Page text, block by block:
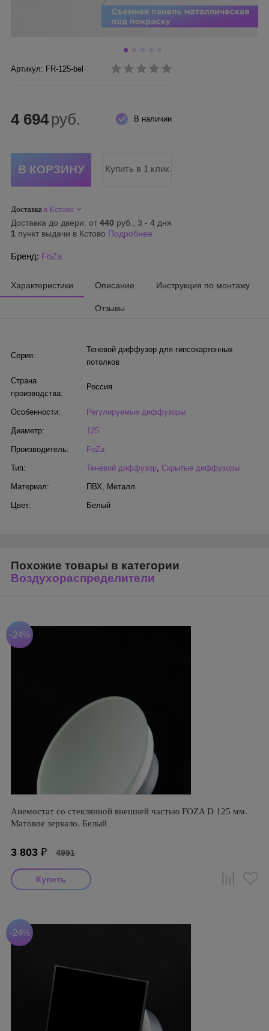
Артикул: FR-125-bel
В наличии
4 694 руб.
Купить в 1 клик
Доставка в Кстово
Доставка до двери: от 440 руб., 3 - 4 дня
1 пункт выдачи в Кстово Подробнее
Бренд: FoZa
Характеристики Описание Инструкция по монтажу
Отзывы
Серия:
Теневой диффузор для гипсокартонных
потолков
Страна
производства:
Россия
Особенности: Регулируемые диффузоры
Диаметр: 125
Производитель: FoZa
Тип: Теневой диффузор, Скрытые диффузоры
Материал: ПВХ, Металл
Цвет: Белый
Похожие товары в категории
Воздухораспределители
-24%
Анемостат со стеклянной внешней частью FOZA D 125 мм.
Матовое зеркало. Белый
3 803 ₽ 4991
-24%